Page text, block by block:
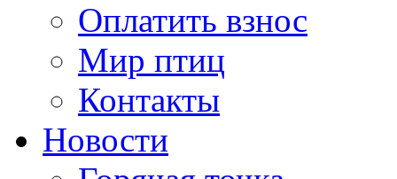
Оплатить взнос
Мир птиц
Контакты
Новости